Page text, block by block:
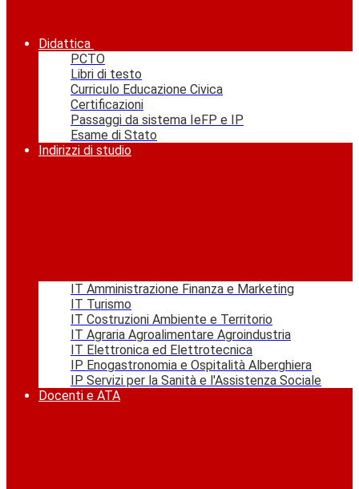
Didattica
PCTO
Libri di testo
Curriculo Educazione Civica
Certificazioni
Passaggi da sistema IeFP e IP
Esame di Stato
Indirizzi di studio
IT Amministrazione Finanza e Marketing
IT Turismo
IT Costruzioni Ambiente e Territorio
IT Agraria Agroalimentare Agroindustria
IT Elettronica ed Elettrotecnica
IP Enogastronomia e Ospitalità Alberghiera
IP Servizi per la Sanità e l'Assistenza Sociale
Docenti e ATA